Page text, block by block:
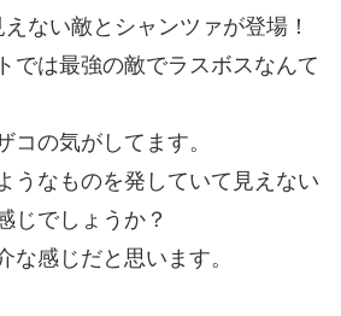
ない敵とシャンツァが登場！
では最強の敵でラスボスなんて
コの気がしてます。
うなものを発していて見えない
じでしょうか？
な感じだと思います。